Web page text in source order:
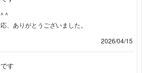
^
、ありがとうございました。
2026/04/15
す